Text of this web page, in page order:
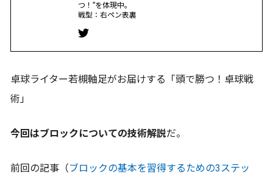
つ！”を体現中。
戦型：右ペン表裏
卓球ライター若槻軸足がお届けする「頭で勝つ！卓球戦
術」
今回はブロックについての技術解説だ。
前回の記事（ ブロックの基本を習得するための3ステッ